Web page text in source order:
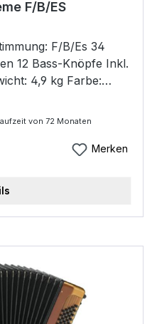
F/B/ES
F/B/Es 34
12 Bass-Knöpfe Inkl.
4,9 kg Farbe:
von 72 Monaten
Merken